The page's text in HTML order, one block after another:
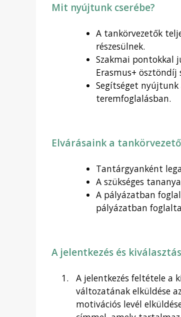
Mit nyújtunk cserébe?
A tankörvezetők
részesülnek.
Szakmai pontokkal
Erasmus+ ösztöndíj
Segítséget nyújtunk
teremfoglalásban.
Elvárásaink a
Tantárgyanként
A szükséges
A pályázatban
pályázatban
A jelentkezés és
A jelentkezés feltétele a
változatának elküldése
motivációs levél